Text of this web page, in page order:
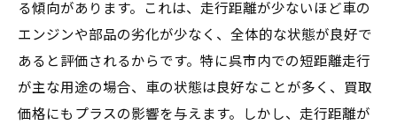
る傾向があります。これは、走行距離が少ないほど車の
エンジンや部品の劣化が少なく、全体的な状態が良好で
あると評価されるからです。特に呉市内での短距離走行
が主な用途の場合、車の状態は良好なことが多く、買取
価格にもプラスの影響を与えます。しかし、走行距離が